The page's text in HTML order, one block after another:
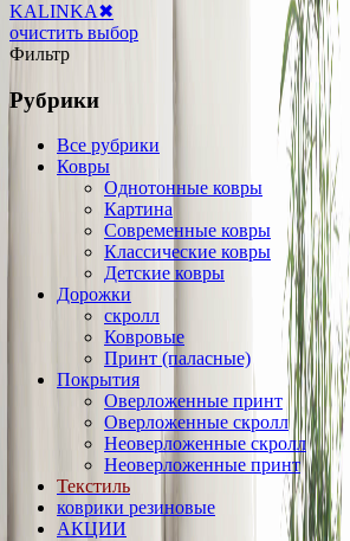
KALINKA✖
очистить выбор
Фильтр
Рубрики
Все рубрики
Ковры
Однотонные ковры
Картина
Современные ковры
Классические ковры
Детские ковры
Дорожки
скролл
Ковровые
Принт (паласные)
Покрытия
Оверложенные принт
Оверложенные скролл
Неоверложенные скролл
Неоверложенные принт
Текстиль
коврики резиновые
АКЦИИ